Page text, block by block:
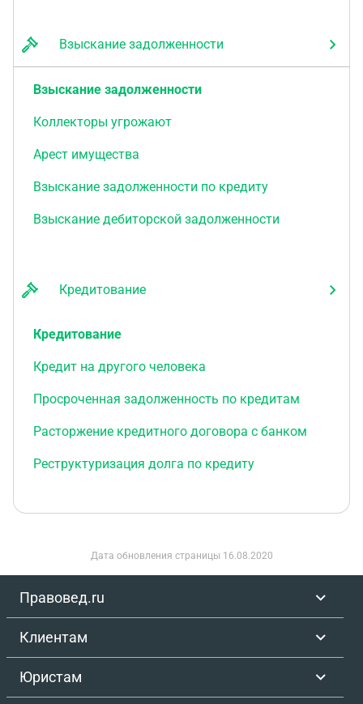
Взыскание задолженности
Взыскание задолженности
Коллекторы угрожают
Арест имущества
Взыскание задолженности по кредиту
Взыскание дебиторской задолженности
Кредитование
Кредитование
Кредит на другого человека
Просроченная задолженность по кредитам
Расторжение кредитного договора с банком
Реструктуризация долга по кредиту
Дата обновления страницы 16.08.2020
Правовед.ru
Клиентам
Юристам